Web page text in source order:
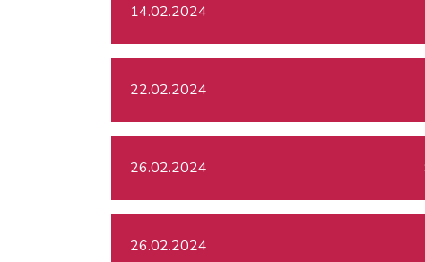
14.02.2024
22.02.2024
26.02.2024
26.02.2024